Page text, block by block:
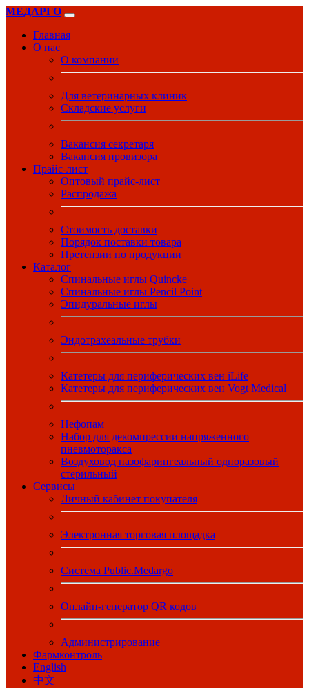
МЕДАРГО
Главная
О нас
О компании
Для ветеринарных клиник
Складские услуги
Вакансия секретаря
Вакансия провизора
Прайс-лист
Оптовый прайс-лист
Распродажа
Стоимость доставки
Порядок поставки товара
Претензии по продукции
Каталог
Спинальные иглы Quincke
Спинальные иглы Pencil Point
Эпидуральные иглы
Эндотрахеальные трубки
Катетеры для периферических вен iLife
Катетеры для периферических вен Vogt Medical
Нефопам
Набор для декомпрессии напряженного
пневмоторакса
Воздуховод назофарингеальный одноразовый
стерильный
Сервисы
Личный кабинет покупателя
Электронная торговая площадка
Система Public.Medargo
Онлайн-генератор QR кодов
Администрирование
Фармконтроль
English
中文